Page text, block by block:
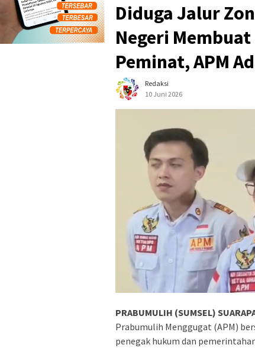
Diduga Jalur
Negeri Membuat
Peminat, APM
Redaksi
10 Juni 2026
PRABUMULIH (SUMSEL)
Prabumulih Menggugat (APM)
penegak hukum dan